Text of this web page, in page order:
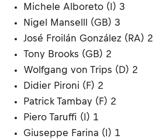
Michele Alboreto (I) 3
Nigel Manselll (GB) 3
José Froilán González (RA) 2
Tony Brooks (GB) 2
Wolfgang von Trips (D) 2
Didier Pironi (F) 2
Patrick Tambay (F) 2
Piero Taruffi (I) 1
Giuseppe Farina (I) 1